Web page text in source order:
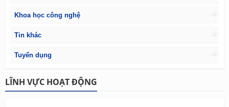
Khoa học công nghệ
Tin khác
Tuyển dụng
LĨNH VỰC HOẠT ĐỘNG